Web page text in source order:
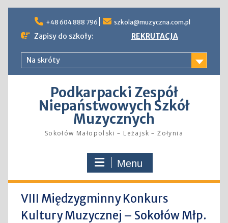
content
+48 604 888 796 szkola@muzyczna.com.pl
Zapisy do szkoły: REKRUTACJA
Na skróty
Podkarpacki Zespół
Niepaństwowych Szkół
Muzycznych
Sokołów Małopolski – Leżajsk – Żołynia
Menu
VIII Międzygminny Konkurs
Kultury Muzycznej – Sokołów Młp.